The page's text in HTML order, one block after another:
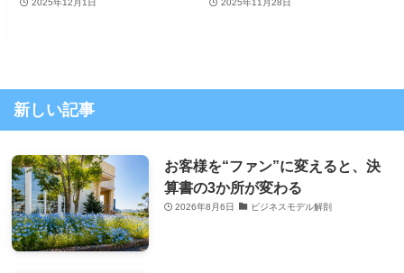
2025年12月1日 2025年11月28日
新しい記事
お客様を“ファン”に変えると、決
算書の3か所が変わる
2026年8月6日 ビジネスモデル解剖